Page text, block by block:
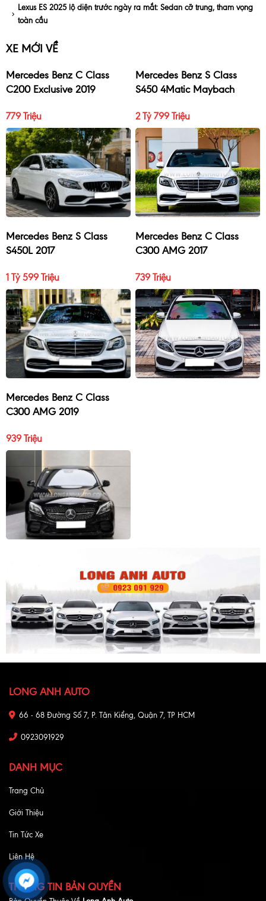
Lexus ES 2025 lộ diện trước ngày ra mắt: Sedan cỡ trung, tham vọng
toàn cầu
XE MỚI VỀ
Mercedes Benz C Class
C200 Exclusive 2019
779 Triệu
Mercedes Benz S Class
S450 4Matic Maybach
2 Tỷ 799 Triệu
Mercedes Benz S Class
S450L 2017
1 Tỷ 599 Triệu
Mercedes Benz C Class
C300 AMG 2017
739 Triệu
Mercedes Benz C Class
C300 AMG 2019
939 Triệu
LONG ANH AUTO
66 - 68 Đường Số 7, P. Tân Kiểng, Quận 7, TP HCM
0923091929
DANH MỤC
Trang Chủ
Giới Thiệu
Tin Tức Xe
Liên Hệ
THÔNG TIN BẢN QUYỀN